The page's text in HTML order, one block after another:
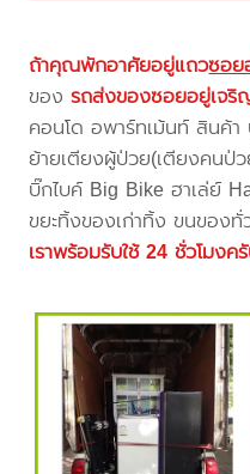
ถ้าคุณพักอาศัยอยู่แถวซอย
ของรถส่งของซอยอยู่เจริ
คอนโด อพาร์ทเม้นท์ สินค้า
ย้ายเตียงผู้ป่วย(เตียงคนป่
บิ๊กไบค์ Big Bike ฮาเล่ย์
ขยะทิ้งของเก่าทิ้ง ขนของทั่ว
เราพร้อมรับใช้ 24 ชั่วโมงค